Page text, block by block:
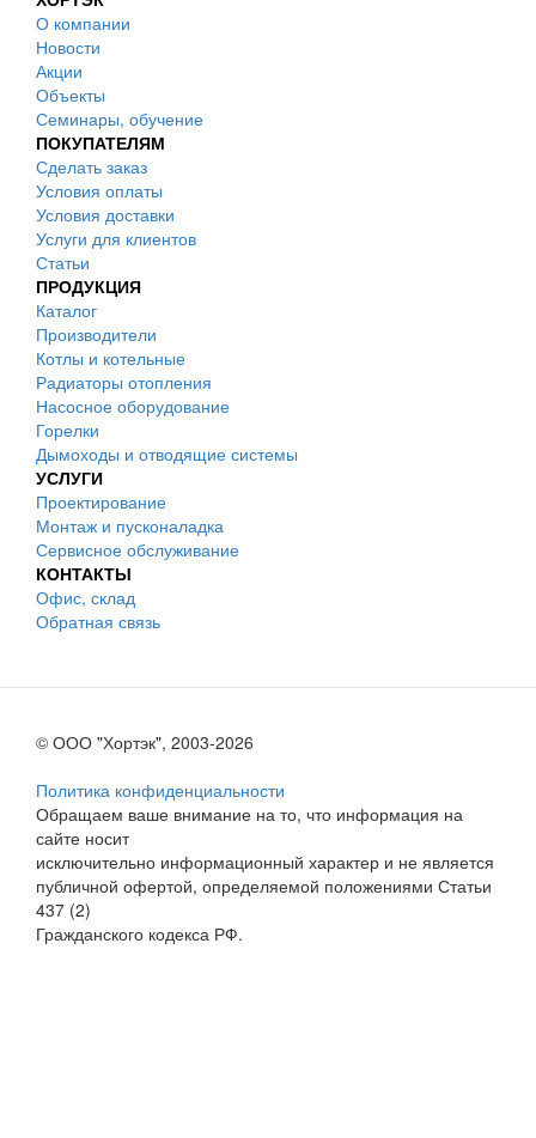
О компании
Новости
Акции
Объекты
Семинары, обучение
ПОКУПАТЕЛЯМ
Сделать заказ
Условия оплаты
Условия доставки
Услуги для клиентов
Статьи
ПРОДУКЦИЯ
Каталог
Производители
Котлы и котельные
Радиаторы отопления
Насосное оборудование
Горелки
Дымоходы и отводящие системы
УСЛУГИ
Проектирование
Монтаж и пусконаладка
Сервисное обслуживание
КОНТАКТЫ
Офис, склад
Обратная связь
© ООО "Хортэк", 2003-2026
Политика конфиденциальности
Обращаем ваше внимание на то, что информация на
сайте носит
исключительно информационный характер и не является
публичной офертой, определяемой положениями Статьи
437 (2)
Гражданского кодекса РФ.